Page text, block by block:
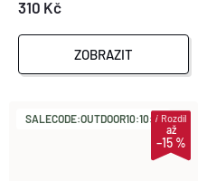
310 Kč
ZOBRAZIT
SALECODE:OUTDOOR10:10:%
až
–15 %
iRozdíl